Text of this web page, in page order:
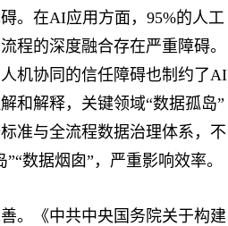
。在AI应用方面，95%的人工
程的深度融合存在严重障碍。
机协同的信任障碍也制约了AI
和解释，关键领域“数据孤岛”
准与全流程数据治理体系，不
数据烟囱”，严重影响效率。
。《中共中央国务院关于构建